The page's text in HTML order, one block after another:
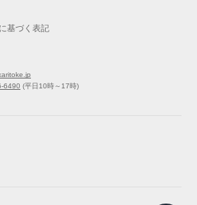
基づく表記
6490 (平日10時～17時)